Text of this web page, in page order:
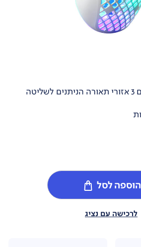
סוג תאורה: RGB עם 3 אזורי תאורה הניתנים לשליטה
הוספה לסל
לרכישה עם נציג